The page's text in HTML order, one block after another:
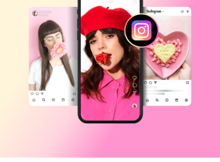
Nano Banana Pro
Gemini Omni
テキストとオーディオ
自動キャプション
キャプションテンプレート
ソーシャルメディア
マーケティング
ライフスタイル＆ブイログ
カスタムデザイン
その他
エフェクトのテンプレート
ビジネスのテンプレート
産業のテンプレート
振り返りのテンプレート
ヘルプ
トラストセンター
ヘルプセンター